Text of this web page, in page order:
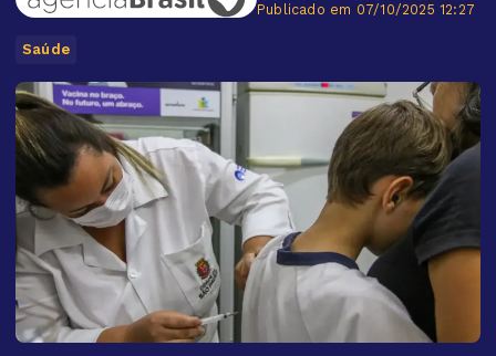
Publicado em 07/10/2025 12:27
Saúde